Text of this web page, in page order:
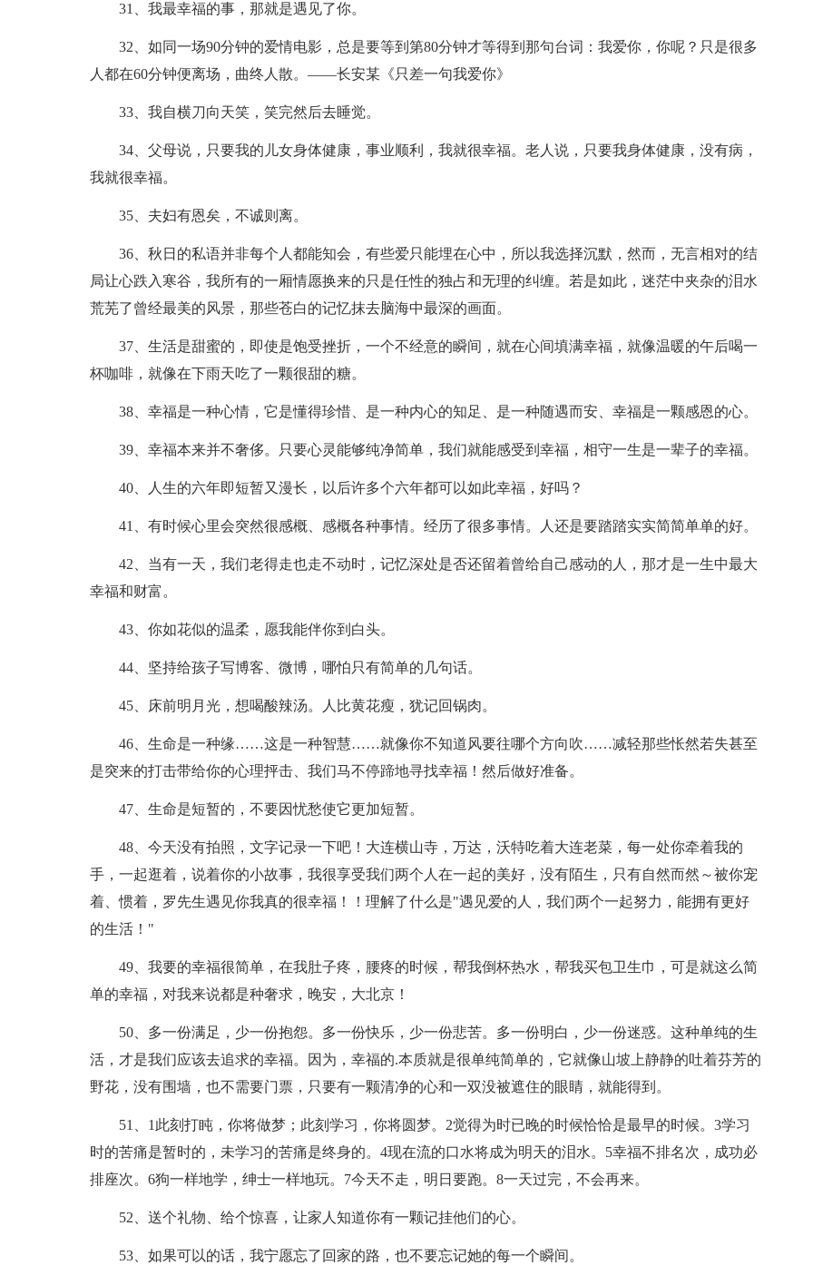
31、我最幸福的事，那就是遇见了你。
32、如同一场90分钟的爱情电影，总是要等到第80分钟才等得到那句台词：我爱你，你呢？只是很多
人都在60分钟便离场，曲终人散。——长安某《只差一句我爱你》
33、我自横刀向天笑，笑完然后去睡觉。
34、父母说，只要我的儿女身体健康，事业顺利，我就很幸福。老人说，只要我身体健康，没有病，
我就很幸福。
35、夫妇有恩矣，不诚则离。
36、秋日的私语并非每个人都能知会，有些爱只能埋在心中，所以我选择沉默，然而，无言相对的结
局让心跌入寒谷，我所有的一厢情愿换来的只是任性的独占和无理的纠缠。若是如此，迷茫中夹杂的泪水
荒芜了曾经最美的风景，那些苍白的记忆抹去脑海中最深的画面。
37、生活是甜蜜的，即使是饱受挫折，一个不经意的瞬间，就在心间填满幸福，就像温暖的午后喝一
杯咖啡，就像在下雨天吃了一颗很甜的糖。
38、幸福是一种心情，它是懂得珍惜、是一种内心的知足、是一种随遇而安、幸福是一颗感恩的心。
39、幸福本来并不奢侈。只要心灵能够纯净简单，我们就能感受到幸福，相守一生是一辈子的幸福。
40、人生的六年即短暂又漫长，以后许多个六年都可以如此幸福，好吗？
41、有时候心里会突然很感概、感概各种事情。经历了很多事情。人还是要踏踏实实简简单单的好。
42、当有一天，我们老得走也走不动时，记忆深处是否还留着曾给自己感动的人，那才是一生中最大
幸福和财富。
43、你如花似的温柔，愿我能伴你到白头。
44、坚持给孩子写博客、微博，哪怕只有简单的几句话。
45、床前明月光，想喝酸辣汤。人比黄花瘦，犹记回锅肉。
46、生命是一种缘……这是一种智慧……就像你不知道风要往哪个方向吹……减轻那些怅然若失甚至
是突来的打击带给你的心理抨击、我们马不停蹄地寻找幸福！然后做好准备。
47、生命是短暂的，不要因忧愁使它更加短暂。
48、今天没有拍照，文字记录一下吧！大连横山寺，万达，沃特吃着大连老菜，每一处你牵着我的
手，一起逛着，说着你的小故事，我很享受我们两个人在一起的美好，没有陌生，只有自然而然～被你宠
着、惯着，罗先生遇见你我真的很幸福！！理解了什么是"遇见爱的人，我们两个一起努力，能拥有更好
的生活！"
49、我要的幸福很简单，在我肚子疼，腰疼的时候，帮我倒杯热水，帮我买包卫生巾，可是就这么简
单的幸福，对我来说都是种奢求，晚安，大北京！
50、多一份满足，少一份抱怨。多一份快乐，少一份悲苦。多一份明白，少一份迷惑。这种单纯的生
活，才是我们应该去追求的幸福。因为，幸福的.本质就是很单纯简单的，它就像山坡上静静的吐着芬芳的
野花，没有围墙，也不需要门票，只要有一颗清净的心和一双没被遮住的眼睛，就能得到。
51、1此刻打盹，你将做梦；此刻学习，你将圆梦。2觉得为时已晚的时候恰恰是最早的时候。3学习
时的苦痛是暂时的，未学习的苦痛是终身的。4现在流的口水将成为明天的泪水。5幸福不排名次，成功必
排座次。6狗一样地学，绅士一样地玩。7今天不走，明日要跑。8一天过完，不会再来。
52、送个礼物、给个惊喜，让家人知道你有一颗记挂他们的心。
53、如果可以的话，我宁愿忘了回家的路，也不要忘记她的每一个瞬间。